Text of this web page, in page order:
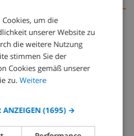
mehr über:
> Costa Blanca
DUTCH
SPANISH
GERMAN
ITALIAN
um die
unserer Website zu
die weitere Nutzung
stimmen Sie der
Cookies gemäß unserer
zu. Weitere
ANZEIGEN (1695) →